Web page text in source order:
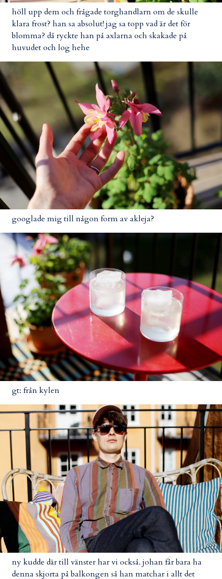
höll upp dem och frågade torghandlarn om de skulle
klara frost? han sa absolut! jag sa topp vad är det för
blomma? då ryckte han på axlarna och skakade på
huvudet och log hehe
googlade mig till någon form av akleja?
gt: från kylen
ny kudde där till vänster har vi också. johan får bara ha
denna skjorta på balkongen så han matchar i allt det